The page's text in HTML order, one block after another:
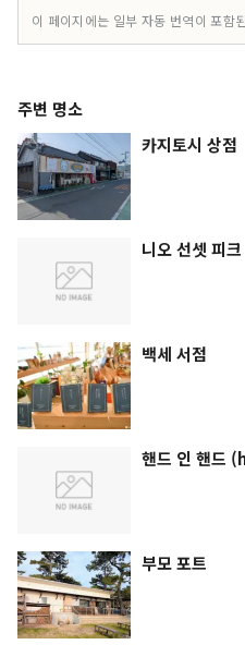
이 페이지에는 일부 자동 번역이 포함
주변 명소
카지토시 상점
니오 선셋 피크
백세 서점
핸드 인 핸드
부모 포트